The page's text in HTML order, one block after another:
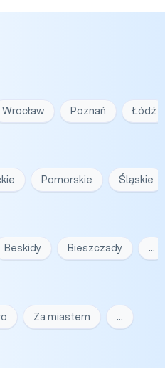
Wrocław Poznań Łódź
Pomorskie Śląskie
Beskidy Bieszczady …
Za miastem …